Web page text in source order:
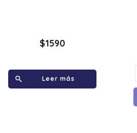
$1590
Leer más